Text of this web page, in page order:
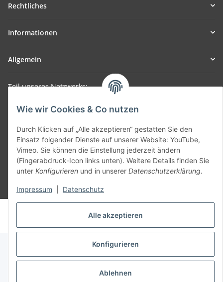
Alle akzeptieren
Konfigurieren
Ablehnen
Wie wir Cookies & Co nutzen
Durch Klicken auf „Alle akzeptieren“ gestatten Sie den
Einsatz folgender Dienste auf unserer Website: YouTube,
Vimeo. Sie können die Einstellung jederzeit ändern
(Fingerabdruck-Icon links unten). Weitere Details finden Sie
unter Konfigurieren und in unserer Datenschutzerklärung.
Impressum Datenschutz
Rechtliches
Informationen
Allgemein
Teil unseres Netzwerks:
SmoliTec - Safety. Simplified. Worldwide. ( B2B Shop )
Vertrag widerrufen
* Alle Preise inkl. gesetzlicher USt., zzgl.
© voltmaster.de
Powered byJTL-Shop